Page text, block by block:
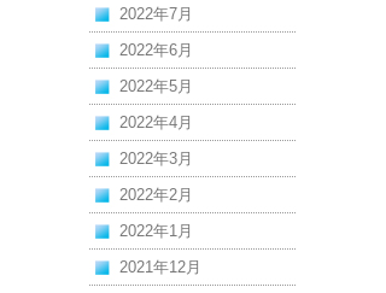
2022年7月
2022年6月
2022年5月
2022年4月
2022年3月
2022年2月
2022年1月
2021年12月